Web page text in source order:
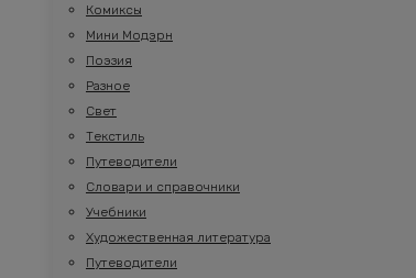
Комиксы
Мини Модэрн
Поэзия
Разное
Свет
Текстиль
Путеводители
Словари и справочники
Учебники
Художественная литература
Путеводители